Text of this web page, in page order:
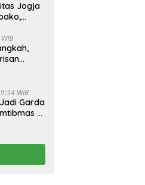
Jogja
WIB
Garda
di